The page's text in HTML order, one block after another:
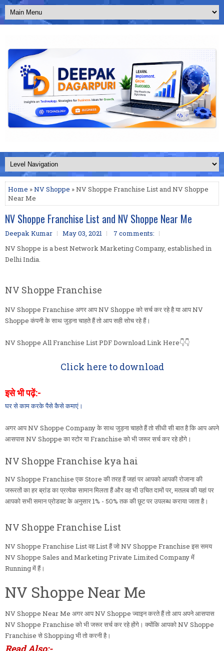
Home »NV Shoppe » NV Shoppe Franchise List and NV Shoppe
Near Me
NV Shoppe Franchise List and NV Shoppe Near Me
Deepak Kumar May 03, 2021
7 comments:
NV Shoppe is a best Network Marketing Company, established in
Delhi India.
NV Shoppe Franchise
NV Shoppe Franchise अगर आप NV Shoppe को सर्च कर रहे है या आप NV
Shoppe कंपनी के साथ जुड़ना चाहते हैं तो आप सही सोच रहे हैं।
NV Shoppe All Franchise List PDF Download Link Here👇👇
Click here to download
इसे भी पढ़ें:-
घर से काम करके पैसे कैसे कमाएं।
अगर आप NV Shoppe Company के साथ जुड़ना चाहते हैं तो सीधी सी बात है कि आप अपने
आसपास NV Shoppe का स्टोर या Franchise को भी जरूर सर्च कर रहे होंगे।
NV Shoppe Franchise kya hai
NV Shoppe Franchise एक Store की तरह हैं जहां पर आपको आपकी रोजाना की
जरूरतों का हर ब्रांड का प्रत्येक सामान मिलता हैं और वह भी उचित दामों पर, मतलब की यहां पर
आपको सभी समान प्रोडक्ट के अनुसार 1% - 50% तक की छूट पर उपलब्ध कराया जाता है।
NV Shoppe Franchise List
NV Shoppe Franchise List वह List हैं जो NV Shoppe Franchise इस समय
NV Shoppe Sales and Marketing Private Limited Company में
Running में हैं।
NV Shoppe Near Me
NV Shoppe Near Me अगर आप NV Shoppe ज्वाइन करते हैं तो आप अपने आसपास
NV Shoppe Franchise को भी जरूर सर्च कर रहे होंगे। क्योंकि आपको NV Shoppe
Franchise से Shopping भी तो करनी है।
Read Also:-